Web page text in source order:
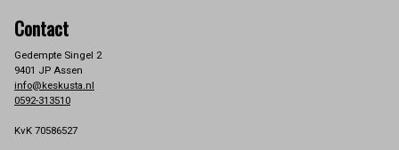
Contact
Gedempte Singel 2
9401 JP Assen
info@keskusta.nl
0592-313510
KvK 70586527